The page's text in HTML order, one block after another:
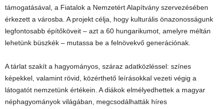
támogatásával, a Fiatalok a Nemzetért Alapítvány szervezésében
érkezett a városba. A projekt célja, hogy kulturális önazonosságunk
legfontosabb építőköveit – azt a 60 hungarikumot, amelyre méltán
lehetünk büszkék – mutassa be a felnövekvő generációnak.
A tárlat szakít a hagyományos, száraz adatközléssel: színes
képekkel, valamint rövid, közérthető leírásokkal vezeti végig a
látogatót nemzetünk értékein. A diákok elmélyedhettek a magyar
néphagyományok világában, megcsodálhatták híres